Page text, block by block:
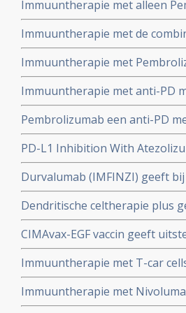
chemotherapie
Immuuntherapie met alleen
vergelijking met chemo voor
longkanker. Ook bij patienten
Immuuntherapie met de
remmer, geeft alsnog bij
eerder met anti-PD toch
Immuuntherapie met
chemotherapie als eerstelijns
longkanker met PD-1 mutatie
Immuuntherapie met anti-PD
Interchangeable?
Pembrolizumab een anti-PD
chemo en de heflt minder
kleincellige longkanker.
PD-L1 Inhibition With
Durvalumab (IMFINZI) geeft
meer progressievrije tijd (44
Dendritische celtherapie plus
betere mediane overall
copy 1
CIMAvax-EGF vaccin geeft
tijd bij longkanker en andere
Immuuntherapie met T-car
ontwikkeling bij verschillende
Immuuntherapie met
met chemo bij onbehandelde